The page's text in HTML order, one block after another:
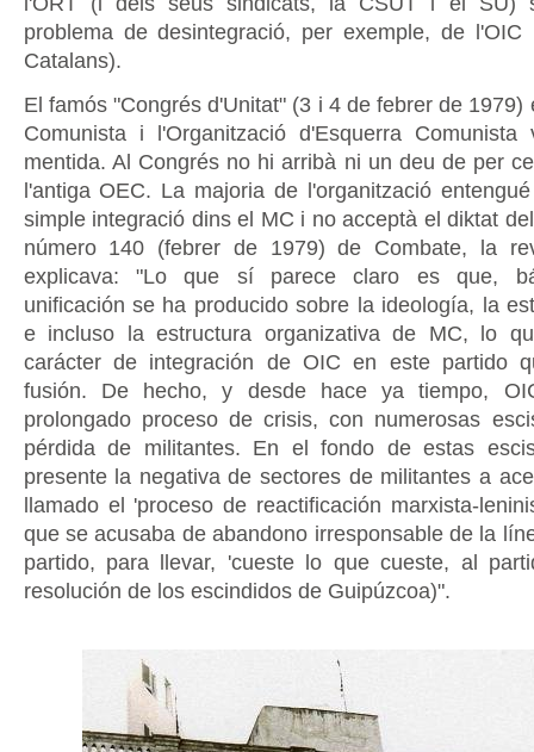
problema de desintegració, per exemple, de
Catalans).
El famós "Congrés d'Unitat" (3 i 4 de febrer de 1979)
Comunista i l'Organització d'Esquerra
mentida. Al Congrés no hi arribà ni un deu de per
l'antiga OEC. La majoria de l'organització
simple integració dins el MC i no acceptà el diktat
número 140 (febrer de 1979) de Combate, la
explicava: "Lo que sí parece claro es que,
unificación se ha producido sobre la ideología, la
e incluso la estructura organizativa de MC, lo
carácter de integración de OIC en este partido
fusión. De hecho, y desde hace ya tiempo,
prolongado proceso de crisis, con numerosas
pérdida de militantes. En el fondo de estas
presente la negativa de sectores de militantes a
llamado el 'proceso de reactificación marxista-
que se acusaba de abandono irresponsable de la
partido, para llevar, 'cueste lo que cueste, al
resolución de los escindidos de Guipúzcoa)".